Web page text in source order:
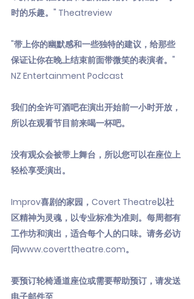
时的乐趣。" Theatreview
"带上你的幽默感和一些独特的建议，给那些
保证让你在晚上结束前面带微笑的表演者。"
NZ Entertainment Podcast
我们的全许可酒吧在演出开始前一小时开放，
所以在观看节目前来喝一杯吧。
没有观众会被带上舞台，所以您可以在座位上
轻松享受演出。
Improv喜剧的家园，Covert Theatre以社
区精神为灵魂，以专业标准为准则。每周都有
工作坊和演出，适合每个人的口味。请务必访
问www.coverttheatre.com。
要预订轮椅通道座位或需要帮助预订，请发送
电子邮件至